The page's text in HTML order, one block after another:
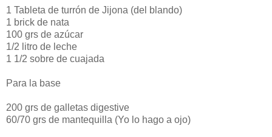
1 Tableta de turrón de Jijona (del blando)
1 brick de nata
100 grs de azúcar
1/2 litro de leche
1 1/2 sobre de cuajada
Para la base
200 grs de galletas digestive
60/70 grs de mantequilla (Yo lo hago a ojo)